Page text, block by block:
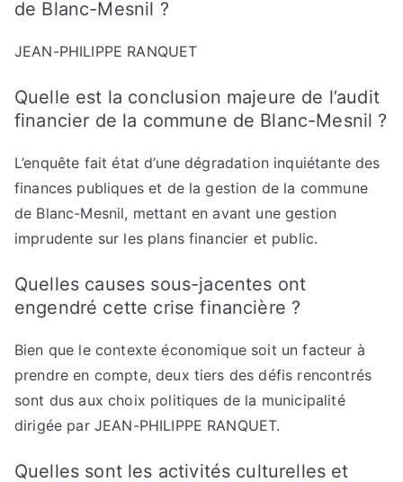
de Blanc-Mesnil ?
JEAN-PHILIPPE RANQUET
Quelle est la conclusion majeure de l’audit
financier de la commune de Blanc-Mesnil ?
L’enquête fait état d’une dégradation inquiétante des
finances publiques et de la gestion de la commune
de Blanc-Mesnil, mettant en avant une gestion
imprudente sur les plans financier et public.
Quelles causes sous-jacentes ont
engendré cette crise financière ?
Bien que le contexte économique soit un facteur à
prendre en compte, deux tiers des défis rencontrés
sont dus aux choix politiques de la municipalité
dirigée par JEAN-PHILIPPE RANQUET.
Quelles sont les activités culturelles et